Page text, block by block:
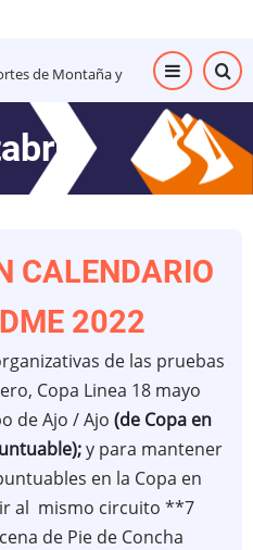
de Montaña y
CALENDARIO
2022
de las pruebas
Copa Linea 18 mayo
de Ajo / Ajo (de Copa en
y para mantener
en la Copa en
al mismo circuito **7
de Pie de Concha